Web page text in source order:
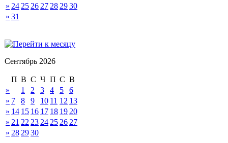
» 24 25 26 27 28 2930
» 31
Сентябрь 2026
П В С Ч П С В
»
1 2 3 4 5
6
» 7 8 9 10 11 12 13
» 14 15 16 17 18 19 20
» 21 22 23 24 25 26 27
» 28 2930